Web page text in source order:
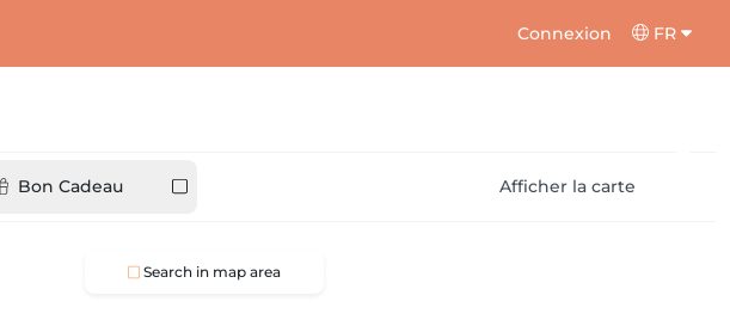
Connexion FR
Bon Cadeau Afficher la carte
Search in map area